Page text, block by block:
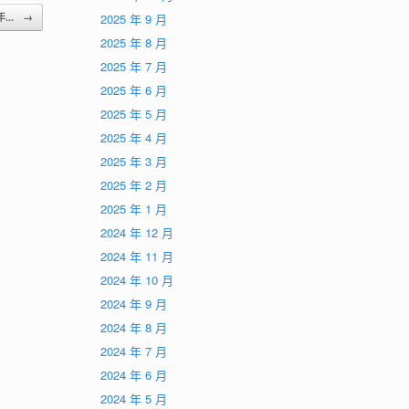
... →
2025 年 9 月
2025 年 8 月
2025 年 7 月
2025 年 6 月
2025 年 5 月
2025 年 4 月
2025 年 3 月
2025 年 2 月
2025 年 1 月
2024 年 12 月
2024 年 11 月
2024 年 10 月
2024 年 9 月
2024 年 8 月
2024 年 7 月
2024 年 6 月
2024 年 5 月